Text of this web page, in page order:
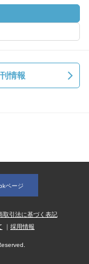
情報
ページ
取引法に基づく表記
採用情報